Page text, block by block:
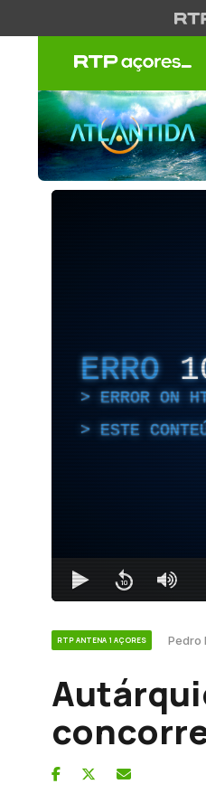
ERRO
ERROR ON
ESTE
RTP ANTENA 1 AÇORES Pedro